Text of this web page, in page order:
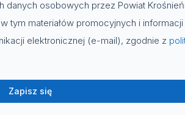
danych osobowych przez Powiat
tym materiałów promocyjnych i informacji
elektronicznej (e-mail), zgodnie z
Zapisz się